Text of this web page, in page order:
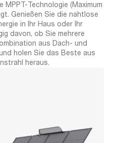
MPPT-Technologie (Maximum
Genießen Sie die nahtlose
in Ihr Haus oder Ihr
davon, ob Sie mehrere
aus Dach- und
holen Sie das Beste aus
heraus.